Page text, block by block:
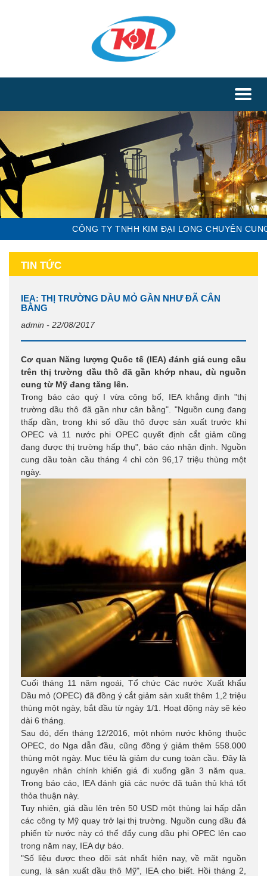
Toggle
CÔNG TY TNHH KIM ĐẠI LONG CHUYÊN
TIN TỨC
IEA: THỊ TRƯỜNG DẦU MỎ GẦN NHƯ ĐÃ CÂN
BẰNG
admin - 22/08/2017
Cơ quan Năng lượng Quốc tế (IEA) đánh giá cung cầu
trên thị trường dầu thô đã gần khớp nhau, dù nguồn
cung từ Mỹ đang tăng lên.
Trong báo cáo quý I vừa công bố, IEA khẳng định "thị
trường dầu thô đã gần như cân bằng". "Nguồn cung đang
thấp dần, trong khi số dầu thô được sản xuất trước khi
OPEC và 11 nước phi OPEC quyết định cắt giảm cũng
đang được thị trường hấp thụ", báo cáo nhận định. Nguồn
cung dầu toàn cầu tháng 4 chỉ còn 96,17 triệu thùng một
ngày.
Cuối tháng 11 năm ngoái, Tổ chức Các nước Xuất khẩu
Dầu mỏ (OPEC) đã đồng ý cắt giảm sản xuất thêm 1,2 triệu
thùng một ngày, bắt đầu từ ngày 1/1. Hoạt động này sẽ kéo
dài 6 tháng.
Sau đó, đến tháng 12/2016, một nhóm nước không thuộc
OPEC, do Nga dẫn đầu, cũng đồng ý giảm thêm 558.000
thùng một ngày. Mục tiêu là giảm dư cung toàn cầu. Đây là
nguyên nhân chính khiến giá đi xuống gần 3 năm qua.
Trong báo cáo, IEA đánh giá các nước đã tuân thủ khá tốt
thỏa thuận này.
Tuy nhiên, giá dầu lên trên 50 USD một thùng lại hấp dẫn
các công ty Mỹ quay trở lại thị trường. Nguồn cung dầu đá
phiến từ nước này có thể đẩy cung dầu phi OPEC lên cao
trong năm nay, IEA dự báo.
"Số liệu được theo dõi sát nhất hiện nay, về mặt nguồn
cung, là sản xuất dầu thô Mỹ", IEA cho biết. Hồi tháng 2,